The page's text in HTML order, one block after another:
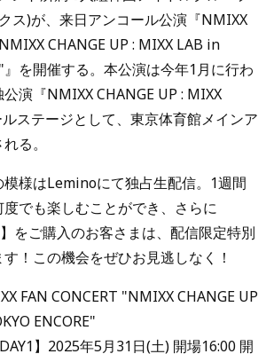
ス)が、来日アンコール公演『NMIXX
CHANGE UP : MIXX LAB in
』を開催する。本公演は今年1月に行わ
演『NMIXX CHANGE UP : MIXX
ステージとして、東京体育館メインア
る。
様はLeminoにて独占生配信。1週間
でも楽しむことができ、さらに
】をご購入のお客さまは、配信限定特別
！この機会をぜひお見逃しなく！
FAN CONCERT "NMIXX CHANGE UP
ENCORE"
】2025年5月31日(土) 開場16:00 開